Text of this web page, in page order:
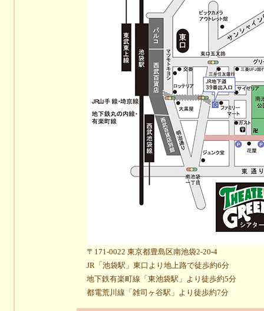
〒171-0022 東京都豊島区南池袋2-20-4
JR「池袋駅」東口より地上路で徒歩約6分
地下鉄有楽町線「東池袋駅」より徒歩約5分
都電荒川線「雑司ヶ谷駅」より徒歩約7分